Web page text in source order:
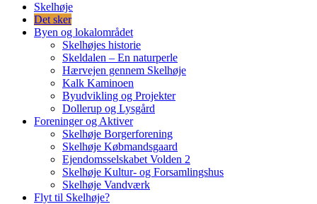
Skelhøje
Det sker
Byen og lokalområdet
Skelhøjes historie
Skeldalen – En naturperle
Hærvejen gennem Skelhøje
Kalk Kaminoen
Byudvikling og Projekter
Dollerup og Lysgård
Foreninger og Aktiver
Skelhøje Borgerforening
Skelhøje Købmandsgaard
Ejendomsselskabet Volden 2
Skelhøje Kultur- og Forsamlingshus
Skelhøje Vandværk
Flyt til Skelhøje?